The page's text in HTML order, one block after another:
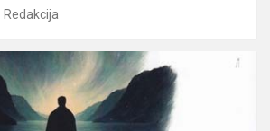
Redakcija